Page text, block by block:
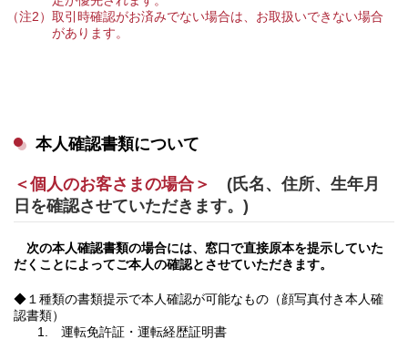
（注2）取引時確認がお済みでない場合は、お取扱いできない場合
があります。
本人確認書類について
＜個人のお客さまの場合＞
(氏名、住所、生年月
日を確認させていただきます。)
次の本人確認書類の場合には、窓口で直接原本を提示していた
だくことによってご本人の確認とさせていただきます。
◆１種類の書類提示で本人確認が可能なもの（顔写真付き本人確
認書類）
1. 運転免許証・運転経歴証明書